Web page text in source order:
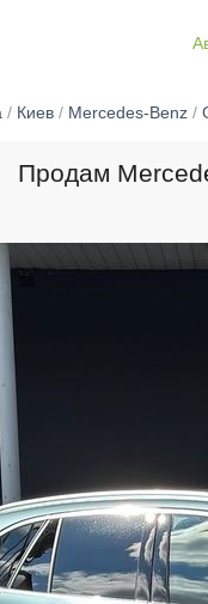
/ Киев/ Mercedes-Benz/
Продам